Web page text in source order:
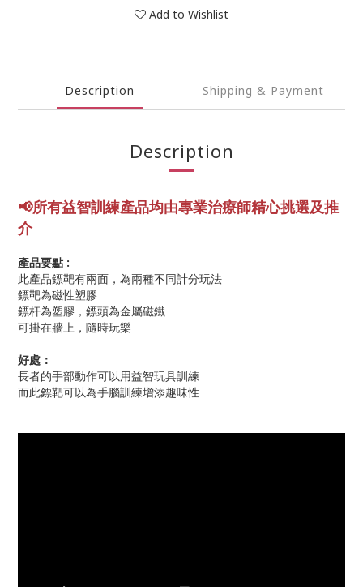
Add to Wishlist
Description Shipping & Payment
Description
📢所有益智訓練產品均由專業治療師精心挑選及推
介
產品要點 :
此產品鏢靶有兩面，為兩種不同計分玩法
鏢靶為磁性塑膠
鏢杆為塑膠，鏢頭為金屬磁鐵
可掛在牆上，隨時玩樂
好處：
長者的手部動作可以用益智玩具訓練
而此鏢靶可以為手腦訓練增添趣味性